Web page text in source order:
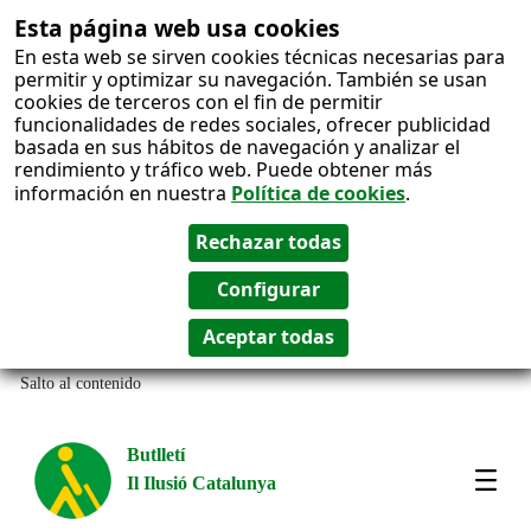
Esta página web usa cookies
En esta web se sirven cookies técnicas necesarias para
permitir y optimizar su navegación. También se usan
cookies de terceros con el fin de permitir
funcionalidades de redes sociales, ofrecer publicidad
basada en sus hábitos de navegación y analizar el
rendimiento y tráfico web. Puede obtener más
información en nuestra Política de cookies.
Salto al contenido
Butlletí
Il Ilusió Catalunya